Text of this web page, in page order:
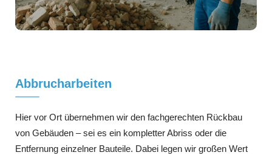
Abbrucharbeiten
Hier vor Ort übernehmen wir den fachgerechten Rückbau
von Gebäuden – sei es ein kompletter Abriss oder die
Entfernung einzelner Bauteile. Dabei legen wir großen Wert